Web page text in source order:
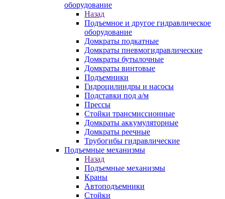
оборудование
Назад
Подъемное и другое гидравлическое
оборудование
Домкраты подкатные
Домкраты пневмогидравлические
Домкраты бутылочные
Домкраты винтовые
Подъемники
Гидроцилиндры и насосы
Подставки под а/м
Прессы
Стойки трансмиссионные
Домкраты аккумуляторные
Домкраты реечные
Трубогибы гидравлические
Подъемные механизмы
Назад
Подъемные механизмы
Краны
Автоподъемники
Стойки